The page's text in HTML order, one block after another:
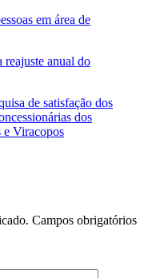
em área de
anual do
de satisfação dos
dos
e Viracopos
Campos obrigatórios